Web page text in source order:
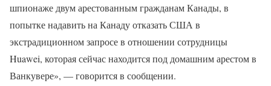
шпионаже двум арестованным гражданам Канады, в
попытке надавить на Канаду отказать США в
экстрадиционном запросе в отношении сотрудницы
Huawei, которая сейчас находится под домашним арестом в
Ванкувере», — говорится в сообщении.